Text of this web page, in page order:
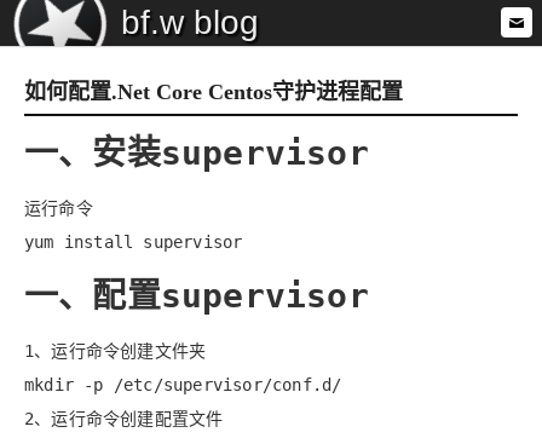
bf.w blog
如何配置.Net Core Centos守护进程配置
一、安装supervisor
运行命令
yum install supervisor
一、配置supervisor
1、运行命令创建文件夹
mkdir -p /etc/supervisor/conf.d/
2、运行命令创建配置文件